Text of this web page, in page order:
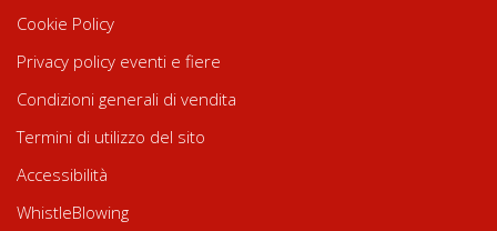
Cookie Policy
Privacy policy eventi e fiere
Condizioni generali di vendita
Termini di utilizzo del sito
Accessibilità
WhistleBlowing